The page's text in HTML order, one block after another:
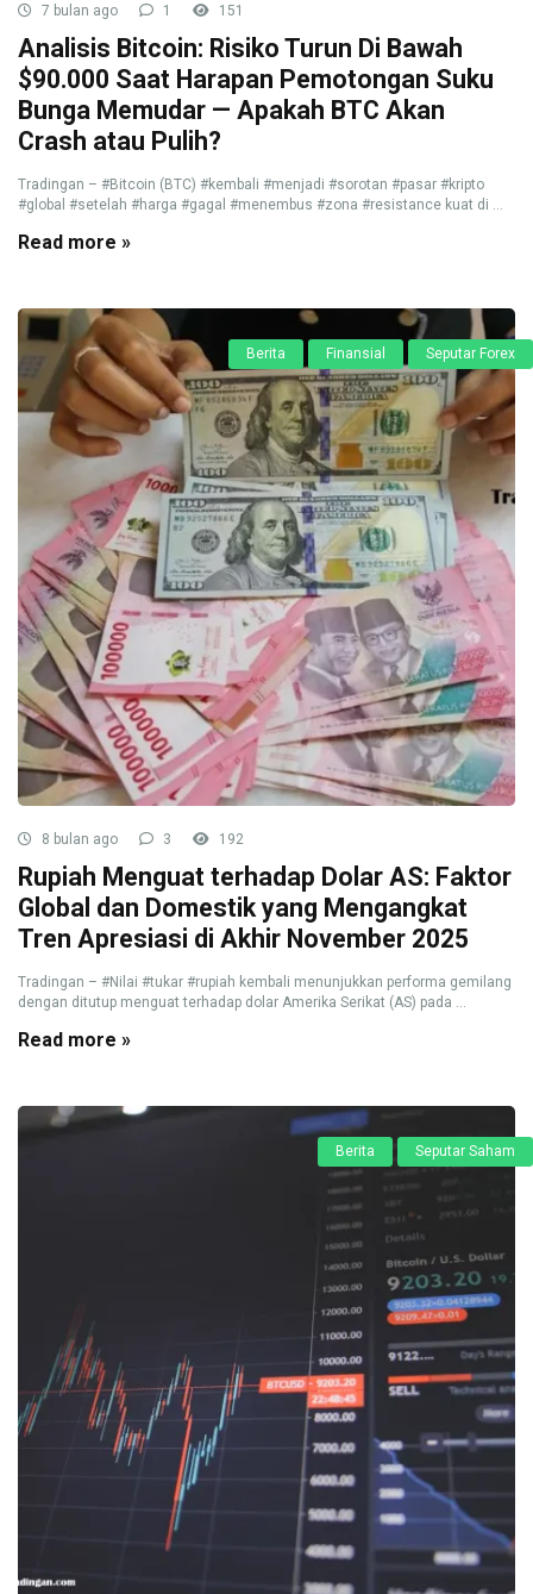
7 bulan ago 1 151
Analisis Bitcoin: Risiko Turun Di Bawah
$90.000 Saat Harapan Pemotongan Suku
Bunga Memudar — Apakah BTC Akan
Crash atau Pulih?
Tradingan – #Bitcoin (BTC) #kembali #menjadi #sorotan #pasar #kripto
#global #setelah #harga #gagal #menembus #zona #resistance kuat di ...
Read more »
Berita Finansial Seputar Forex
8 bulan ago 3 192
Rupiah Menguat terhadap Dolar AS: Faktor
Global dan Domestik yang Mengangkat
Tren Apresiasi di Akhir November 2025
Tradingan – #Nilai #tukar #rupiah kembali menunjukkan performa gemilang
dengan ditutup menguat terhadap dolar Amerika Serikat (AS) pada ...
Read more »
Berita Seputar Saham